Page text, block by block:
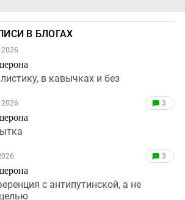
В БЛОГАХ
в кавычках и без
3
3
с антипутинской, а не